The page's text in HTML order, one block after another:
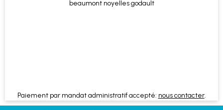
Paiement par mandat administratif accepté: nous contacter.